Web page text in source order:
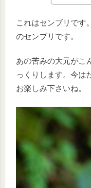
これはセンブリです
のセンブリです。
あの苦みの大元がこ
っくりします。今は
お楽しみ下さいね。